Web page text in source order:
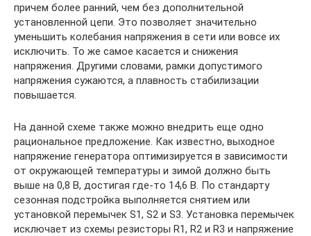
причем более ранний, чем без дополнительной
установленной цепи. Это позволяет значительно
уменьшить колебания напряжения в сети или вовсе их
исключить. То же самое касается и снижения
напряжения. Другими словами, рамки допустимого
напряжения сужаются, а плавность стабилизации
повышается.
На данной схеме также можно внедрить еще одно
рациональное предложение. Как известно, выходное
напряжение генератора оптимизируется в зависимости
от окружающей температуры и зимой должно быть
выше на 0,8 В, достигая где-то 14,6 В. По стандарту
сезонная подстройка выполняется снятием или
установкой перемычек S1, S2 и S3. Установка перемычек
исключает из схемы резисторы R1, R2 и R3 и напряжение